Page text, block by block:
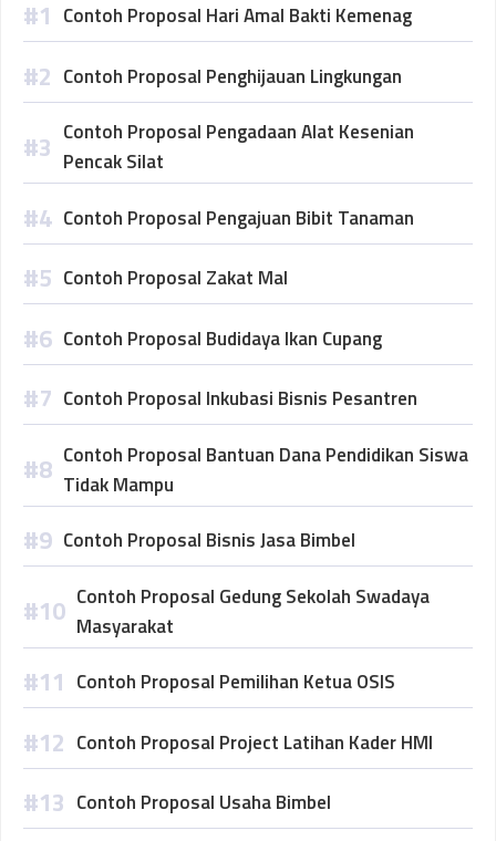
Contoh Proposal Hari Amal Bakti Kemenag
Contoh Proposal Penghijauan Lingkungan
Contoh Proposal Pengadaan Alat Kesenian
Pencak Silat
Contoh Proposal Pengajuan Bibit Tanaman
Contoh Proposal Zakat Mal
Contoh Proposal Budidaya Ikan Cupang
Contoh Proposal Inkubasi Bisnis Pesantren
Contoh Proposal Bantuan Dana Pendidikan Siswa
Tidak Mampu
Contoh Proposal Bisnis Jasa Bimbel
Contoh Proposal Gedung Sekolah Swadaya
Masyarakat
Contoh Proposal Pemilihan Ketua OSIS
Contoh Proposal Project Latihan Kader HMI
Contoh Proposal Usaha Bimbel